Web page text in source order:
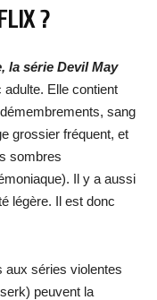
?
la série Devil May
Elle contient
sang
grossier fréquent, et
sombres
Il y a aussi
légère. Il est donc
aux séries violentes
peuvent la